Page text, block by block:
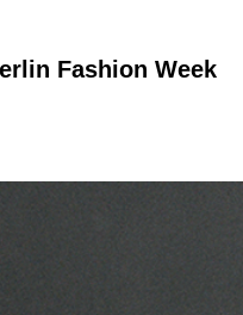
Fashion Week